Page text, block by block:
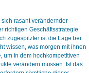
rasant verändernder
richtigen Geschäftsstrategie
zugespitzter ist die Lage bei
wissen, was morgen mit ihnen
um in dem hochkompetitiven
verändern müssen. Ist das